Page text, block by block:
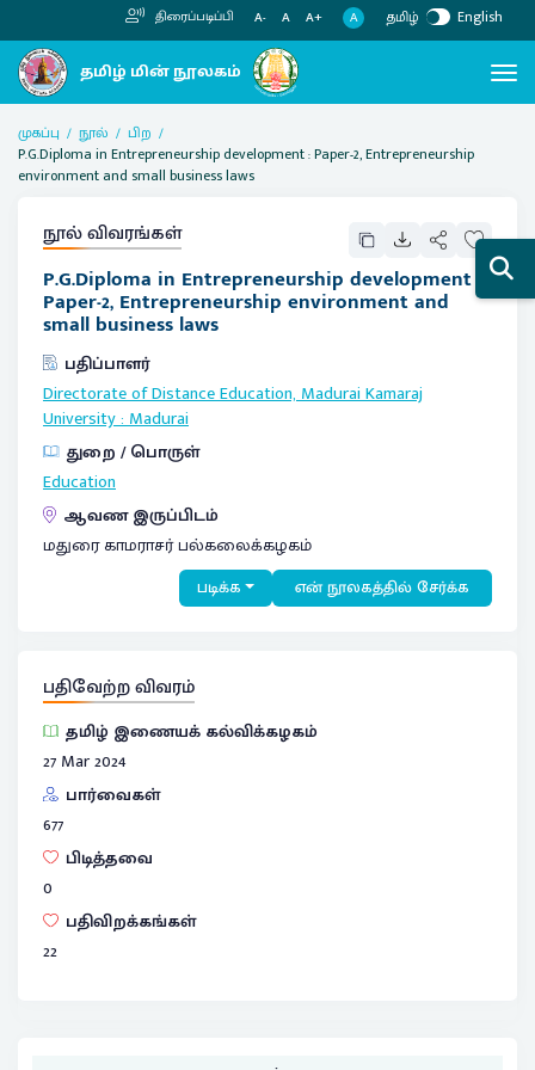
திரைப்படிப்பி A- A A+ A தமிழ் English
முகப்பு நூல்
பிற
P.G.Diploma in Entrepreneurship development : Paper-2, Entrepreneurship
environment and small business laws
நூல் விவரங்கள்
P.G.Diploma in Entrepreneurship development :
Paper-2, Entrepreneurship environment and
small business laws
பதிப்பாளர்
Directorate of Distance Education, Madurai Kamaraj
University:Madurai
துறை / பொருள்
Education
ஆவண இருப்பிடம்
மதுரை காமராசர் பல்கலைக்கழகம்
படிக்க என் நூலகத்தில் சேர்க்க
பதிவேற்ற விவரம்
தமிழ் இணையக் கல்விக்கழகம்
27 Mar 2024
பார்வைகள்
677
பிடித்தவை
0
பதிவிறக்கங்கள்
22